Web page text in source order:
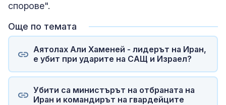
спорове".
Още по темата
Аятолах Али Хаменей - лидерът на Иран,
е убит при ударите на САЩ и Израел?
Убити са министърът на отбраната на
Иран и командирът на гвардейците